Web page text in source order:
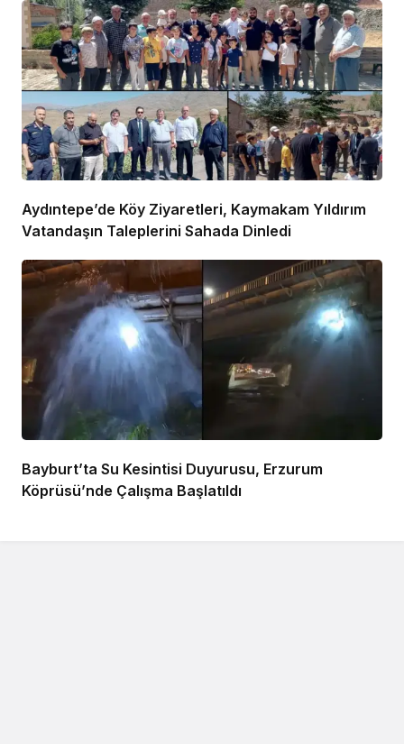
Aydıntepe’de Köy Ziyaretleri, Kaymakam Yıldırım
Vatandaşın Taleplerini Sahada Dinledi
Bayburt’ta Su Kesintisi Duyurusu, Erzurum
Köprüsü’nde Çalışma Başlatıldı